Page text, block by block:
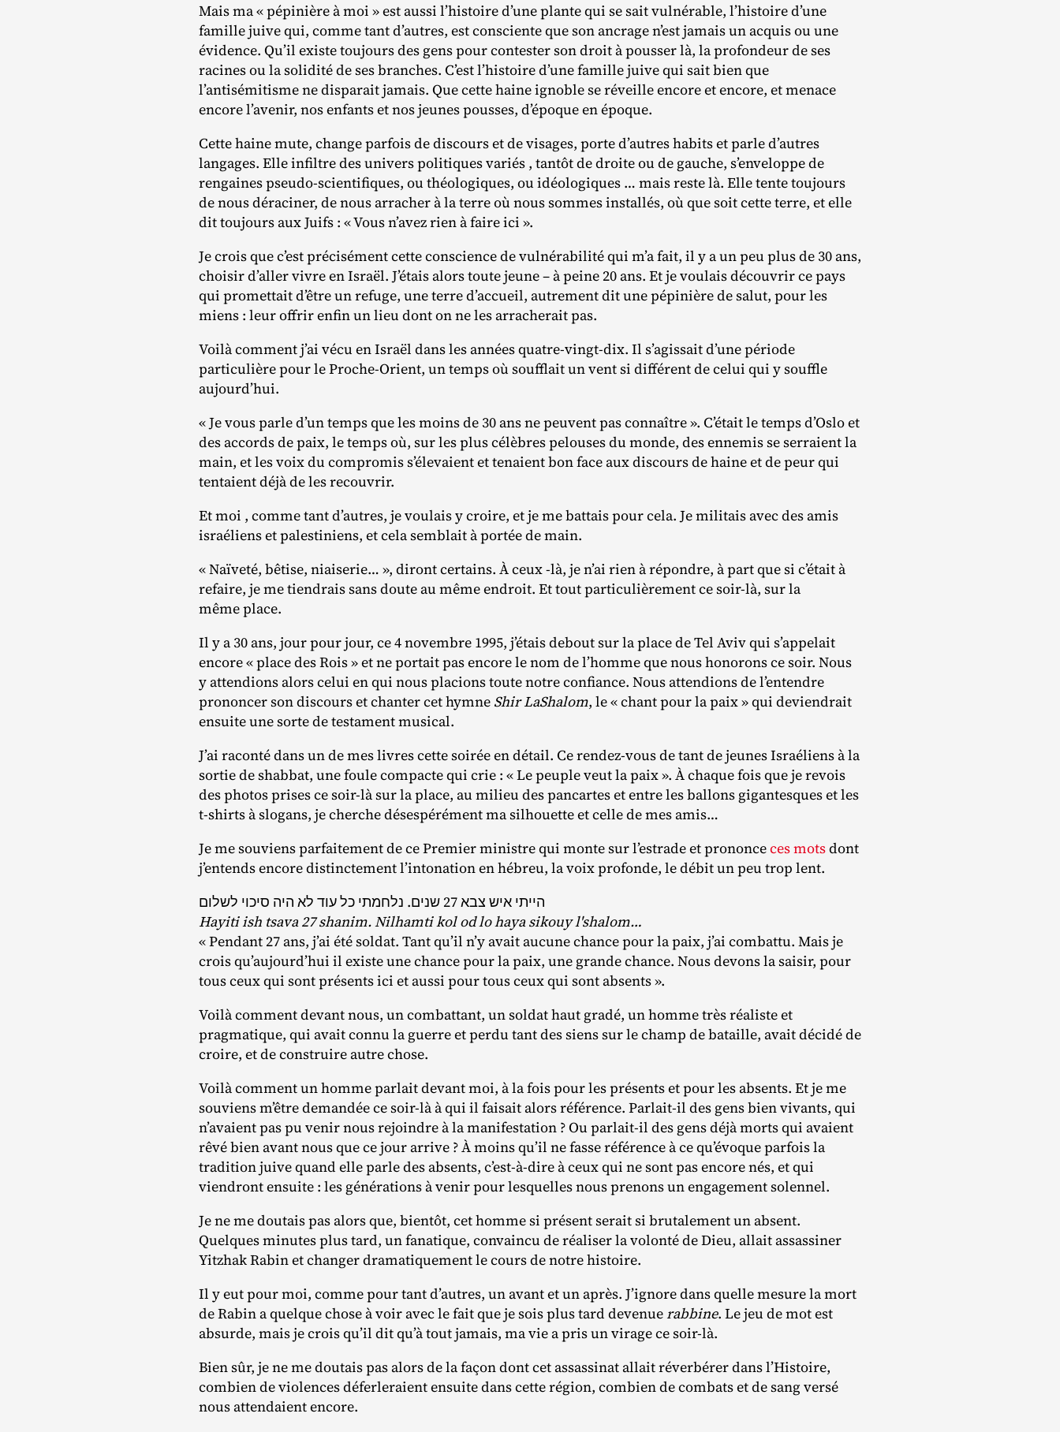
Mais ma « pépinière à moi » est aussi l’histoire d’une plante qui se sait vulnérable, l’histoire d’une
famille juive qui, comme tant d’autres, est consciente que son ancrage n’est jamais un acquis ou une
évidence. Qu’il existe toujours des gens pour contester son droit à pousser là, la profondeur de ses
racines ou la solidité de ses branches. C’est l’histoire d’une famille juive qui sait bien que
l’antisémitisme ne disparait jamais. Que cette haine ignoble se réveille encore et encore, et menace
encore l’avenir, nos enfants et nos jeunes pousses, d’époque en époque.
Cette haine mute, change parfois de discours et de visages, porte d’autres habits et parle d’autres
langages. Elle infiltre des univers politiques variés , tantôt de droite ou de gauche, s’enveloppe de
rengaines pseudo‐​scientifiques, ou théologiques, ou idéologiques … mais reste là. Elle tente toujours
de nous déraciner, de nous arracher à la terre où nous sommes installés, où que soit cette terre, et elle
dit toujours aux Juifs : « Vous n’avez rien à faire ici ».
Je crois que c’est précisément cette conscience de vulnérabilité qui m’a fait, il y a un peu plus de 30 ans,
choisir d’aller vivre en Israël. J’étais alors toute jeune – à peine 20 ans. Et je voulais découvrir ce pays
qui promettait d’être un refuge, une terre d’accueil, autrement dit une pépinière de salut, pour les
miens : leur offrir enfin un lieu dont on ne les arracherait pas.
Voilà comment j’ai vécu en Israël dans les années quatre‐​vingt‐​dix. Il s’agissait d’une période
particulière pour le Proche‐​Orient, un temps où soufflait un vent si différent de celui qui y souffle
aujourd’hui.
« Je vous parle d’un temps que les moins de 30 ans ne peuvent pas connaître ». C’était le temps d’Oslo et
des accords de paix, le temps où, sur les plus célèbres pelouses du monde, des ennemis se serraient la
main, et les voix du compromis s’élevaient et tenaient bon face aux discours de haine et de peur qui
tentaient déjà de les recouvrir.
Et moi , comme tant d’autres, je voulais y croire, et je me battais pour cela. Je militais avec des amis
israéliens et palestiniens, et cela semblait à portée de main.
« Naïveté, bêtise, niaiserie… », diront certains. À ceux ‑là, je n’ai rien à répondre, à part que si c’était à
refaire, je me tiendrais sans doute au même endroit. Et tout particulièrement ce soir‐​là, sur la
même place.
Il y a 30 ans, jour pour jour, ce 4 novembre 1995, j’étais debout sur la place de Tel Aviv qui s’appelait
encore « place des Rois » et ne portait pas encore le nom de l’homme que nous honorons ce soir. Nous
y attendions alors celui en qui nous placions toute notre confiance. Nous attendions de l’entendre
prononcer son discours et chanter cet hymne Shir LaShalom, le « chant pour la paix » qui deviendrait
ensuite une sorte de testament musical.
J’ai raconté dans un de mes livres cette soirée en détail. Ce rendez‐​vous de tant de jeunes Israéliens à la
sortie de shabbat, une foule compacte qui crie : « Le peuple veut la paix ». À chaque fois que je revois
des photos prises ce soir‐​là sur la place, au milieu des pancartes et entre les ballons gigantesques et les
t‑shirts à slogans, je cherche désespérément ma silhouette et celle de mes amis…
Je me souviens parfaitement de ce Premier ministre qui monte sur l’estrade et prononceces motsdont
j’entends encore distinctement l’intonation en hébreu, la voix profonde, le débit un peu trop lent.
הייתי איש צבא 27 שנים. נלחמתי כל עוד לא היה סיכוי לשלום
Hayiti ish tsava 27 shanim. Nilhamti kol od lo haya sikouy l'shalom…
« Pendant 27 ans, j’ai été soldat. Tant qu’il n’y avait aucune chance pour la paix, j’ai combattu. Mais je
crois qu’aujourd’hui il existe une chance pour la paix, une grande chance. Nous devons la saisir, pour
tous ceux qui sont présents ici et aussi pour tous ceux qui sont absents ».
Voilà comment devant nous, un combattant, un soldat haut gradé, un homme très réaliste et
pragmatique, qui avait connu la guerre et perdu tant des siens sur le champ de bataille, avait décidé de
croire, et de construire autre chose.
Voilà comment un homme parlait devant moi, à la fois pour les présents et pour les absents. Et je me
souviens m’être demandée ce soir‐​là à qui il faisait alors référence. Parlait‐​il des gens bien vivants, qui
n’avaient pas pu venir nous rejoindre à la manifestation ? Ou parlait‐​il des gens déjà morts qui avaient
rêvé bien avant nous que ce jour arrive ? À moins qu’il ne fasse référence à ce qu’évoque parfois la
tradition juive quand elle parle des absents, c’est-à-dire à ceux qui ne sont pas encore nés, et qui
viendront ensuite : les générations à venir pour lesquelles nous prenons un engagement solennel.
Je ne me doutais pas alors que, bientôt, cet homme si présent serait si brutalement un absent.
Quelques minutes plus tard, un fanatique, convaincu de réaliser la volonté de Dieu, allait assassiner
Yitzhak Rabin et changer dramatiquement le cours de notre histoire.
Il y eut pour moi, comme pour tant d’autres, un avant et un après. J’ignore dans quelle mesure la mort
de Rabin a quelque chose à voir avec le fait que je sois plus tard devenue rabbine. Le jeu de mot est
absurde, mais je crois qu’il dit qu’à tout jamais, ma vie a pris un virage ce soir‐là.
Bien sûr, je ne me doutais pas alors de la façon dont cet assassinat allait réverbérer dans l’Histoire,
combien de violences déferleraient ensuite dans cette région, combien de combats et de sang versé
nous attendaient encore.